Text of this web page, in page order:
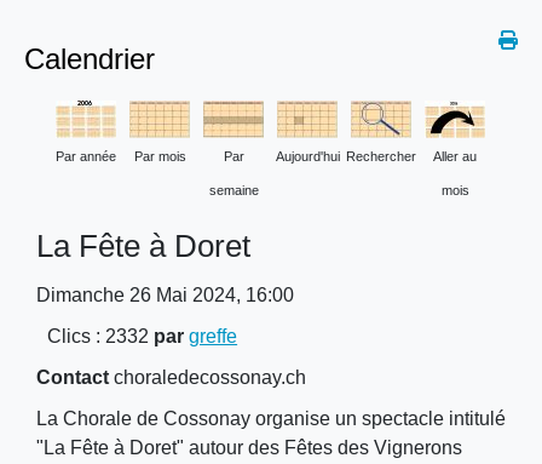
Calendrier
Par année Par mois Par
semaine
Aujourd'hui Rechercher Aller au
mois
La Fête à Doret
Dimanche 26 Mai 2024, 16:00
Clics : 2332 pargreffe
Contact choraledecossonay.ch
La Chorale de Cossonay organise un spectacle intitulé
"La Fête à Doret" autour des Fêtes des Vignerons